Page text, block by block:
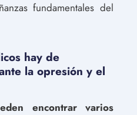
fundamentales del
hay de
la opresión y el
encontrar varios